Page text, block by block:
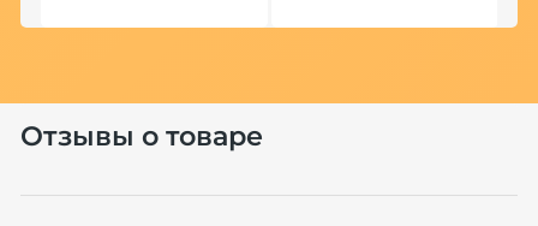
Отзывы о товаре